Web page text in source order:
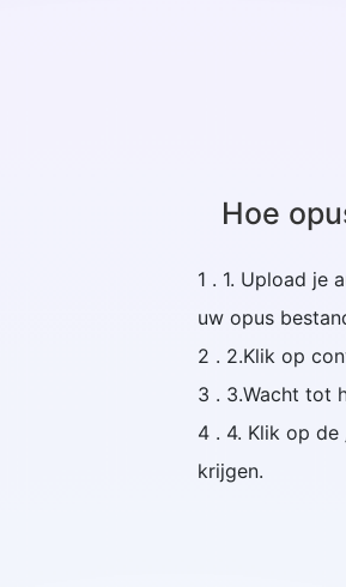
Hoe
1 . 1. Upload je
uw opus
2 . 2.Klik op
3 . 3.Wacht tot
4 . 4. Klik op
krijgen.